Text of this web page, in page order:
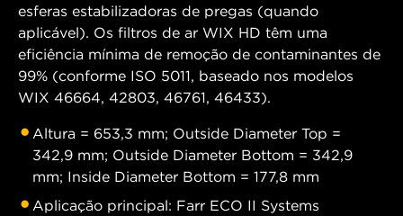
esferas estabilizadoras de pregas (quando
aplicável). Os filtros de ar WIX HD têm uma
eficiência mínima de remoção de contaminantes de
99% (conforme ISO 5011, baseado nos modelos
WIX 46664, 42803, 46761, 46433).
Altura = 653,3 mm; Outside Diameter Top =
342,9 mm; Outside Diameter Bottom = 342,9
mm; Inside Diameter Bottom = 177,8 mm
Aplicação principal: Farr ECO II Systems